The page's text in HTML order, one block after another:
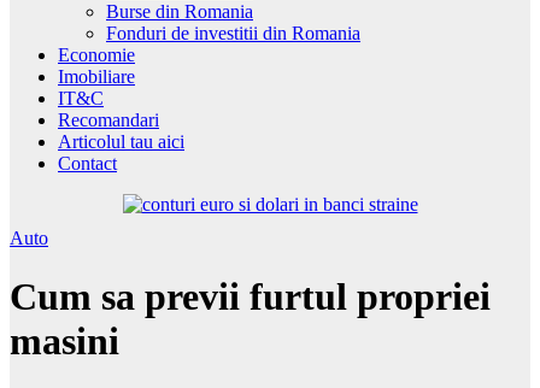
Burse din Romania
Fonduri de investitii din Romania
Economie
Imobiliare
IT&C
Recomandari
Articolul tau aici
Contact
Auto
Cum sa previi furtul propriei
masini